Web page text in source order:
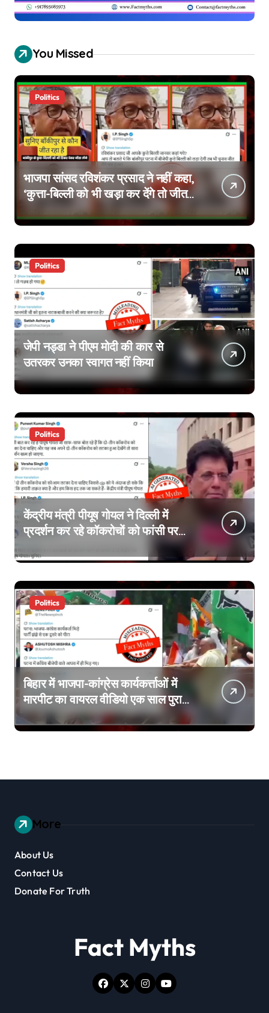
You Missed
Politics
भाजपा सांसद रविशंकर प्रसाद ने नहीं कहा,
‘कुत्ता-बिल्ली को भी खड़ा कर देंगे तो जीत
जाएंगे’, वायरल वीडियो एडिटेड है
Politics
जेपी नड्डा ने पीएम मोदी की कार से
उतरकर उनका स्वागत नहीं किया
Politics
केंद्रीय मंत्री पीयूष गोयल ने दिल्ली में
प्रदर्शन कर रहे कॉकरोचों को फांसी पर
लटकाने की बात नहीं की, वायरल वीडियो
AI जेनरेटेड है
Politics
बिहार में भाजपा-कांग्रेस कार्यकर्त्ताओं में
मारपीट का वायरल वीडियो एक साल पुराना
है
More
About Us
Contact Us
Donate For Truth
Fact Myths